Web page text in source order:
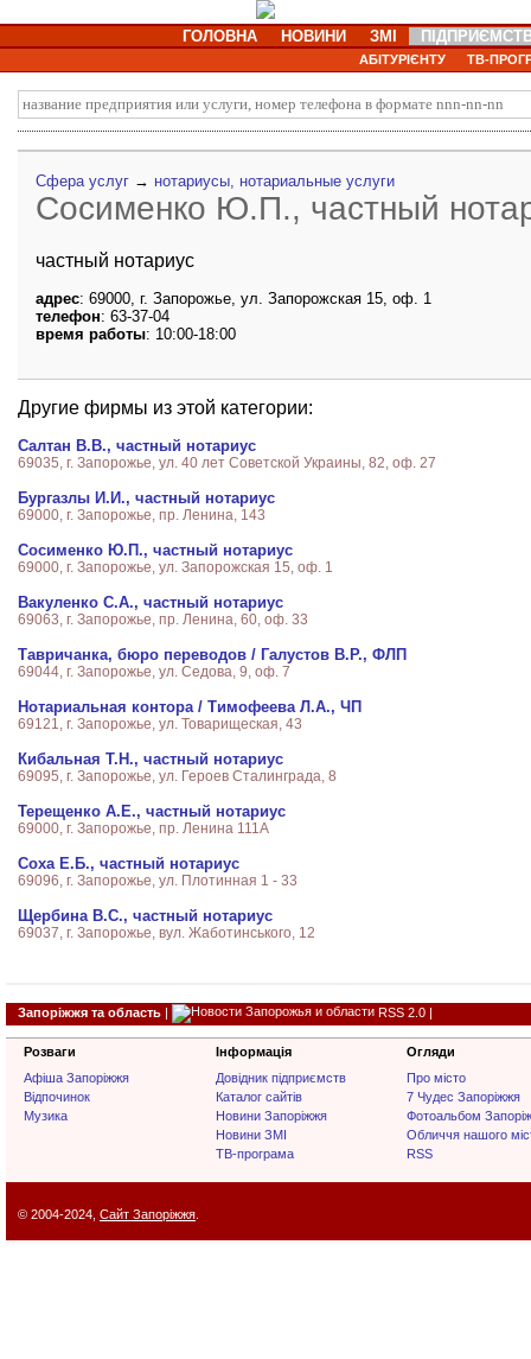
ГОЛОВНА НОВИНИ ЗМІ
АБІТУРІЄНТУ ТВ-
Сфера услуг → нотариусы, нотариальные услуги
Сосименко Ю.П., частный
частный нотариус
адрес: 69000, г. Запорожье, ул. Запорожская 15, оф. 1
телефон: 63-37-04
время работы: 10:00-18:00
Другие фирмы из этой категории:
Салтан В.В., частный нотариус
69035, г. Запорожье, ул. 40 лет Советской Украины, 82, оф. 27
Бургазлы И.И., частный нотариус
69000, г. Запорожье, пр. Ленина, 143
Сосименко Ю.П., частный нотариус
69000, г. Запорожье, ул. Запорожская 15, оф. 1
Вакуленко С.А., частный нотариус
69063, г. Запорожье, пр. Ленина, 60, оф. 33
Тавричанка, бюро переводов / Галустов В.Р., ФЛП
69044, г. Запорожье, ул. Седова, 9, оф. 7
Нотариальная контора / Тимофеева Л.А., ЧП
69121, г. Запорожье, ул. Товарищеская, 43
Кибальная Т.Н., частный нотариус
69095, г. Запорожье, ул. Героев Сталинграда, 8
Терещенко А.Е., частный нотариус
69000, г. Запорожье, пр. Ленина 111А
Соха Е.Б., частный нотариус
69096, г. Запорожье, ул. Плотинная 1 - 33
Щербина В.С., частный нотариус
69037, г. Запорожье, вул. Жаботинського, 12
Запоріжжя та область | RSS 2.0 |
Розваги
Афіша Запоріжжя
Відпочинок
Музика
Інформація
Довідник підприємств
Каталог сайтів
Новини Запоріжжя
Новини ЗМІ
ТВ-програма
Огляди
Про місто
7 Чудес Запоріжжя
Фотоальбом
Обличчя нашого
RSS
© 2004-2024, Сайт Запоріжжя